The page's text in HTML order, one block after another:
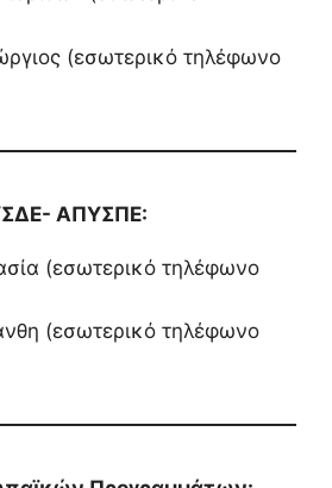
(εσωτερικό τηλέφωνο
ΑΠΥΣΠΕ:
(εσωτερικό τηλέφωνο
(εσωτερικό τηλέφωνο